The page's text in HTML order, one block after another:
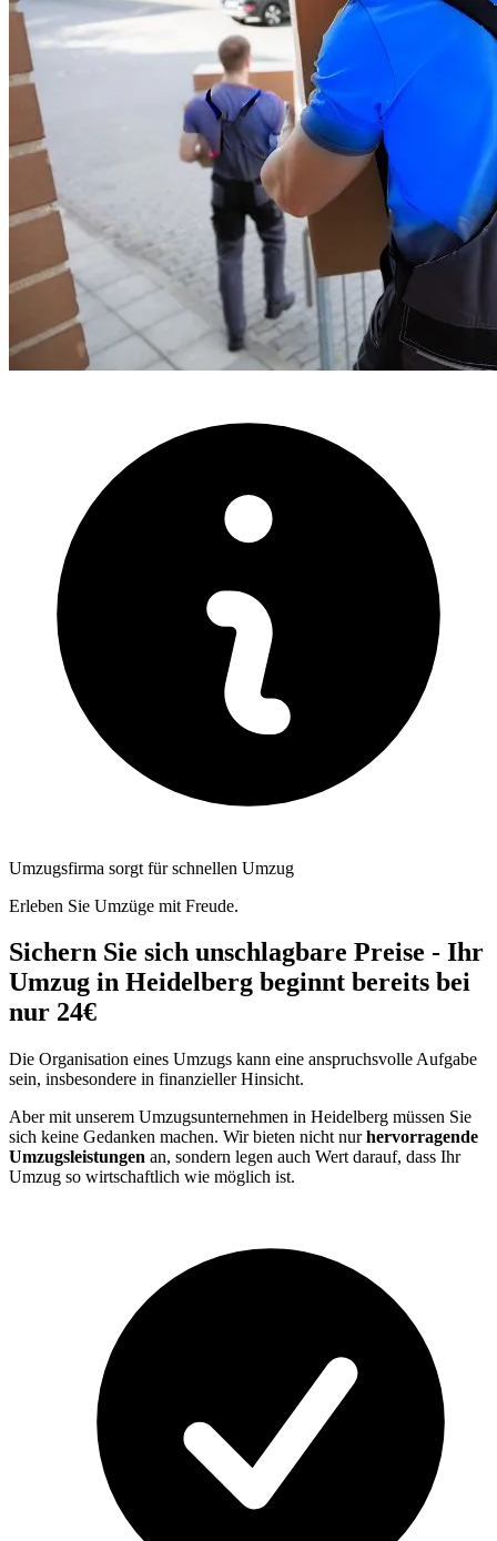
Umzugsfirma sorgt für schnellen Umzug
Erleben Sie Umzüge mit Freude.
Sichern Sie sich unschlagbare Preise - Ihr
Umzug in Heidelberg beginnt bereits bei
nur 24€
Die Organisation eines Umzugs kann eine anspruchsvolle Aufgabe
sein, insbesondere in finanzieller Hinsicht.
Aber mit unserem Umzugsunternehmen in Heidelberg müssen Sie
sich keine Gedanken machen. Wir bieten nicht nurhervorragende
Umzugsleistungen an, sondern legen auch Wert darauf, dass Ihr
Umzug so wirtschaftlich wie möglich ist.